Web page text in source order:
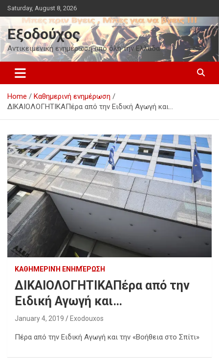
Skip
to
content
Saturday, August 8, 2026
Εξοδούχος
Αντικειμενική ενημέρωση από όλη την Ελλάδα
Home
Καθημερινή ενημέρωση
ΔΙΚΑΙΟΛΟΓΗΤΙΚΑΠέρα από την Ειδική Αγωγή και…
ΚΑΘΗΜΕΡΙΝΉ ΕΝΗΜΈΡΩΣΗ
ΔΙΚΑΙΟΛΟΓΗΤΙΚΑΠέρα από την
Ειδική Αγωγή και…
January 4, 2019 Exodouxos
Πέρα από την Ειδική Αγωγή και την «Βοήθεια στο Σπίτι»